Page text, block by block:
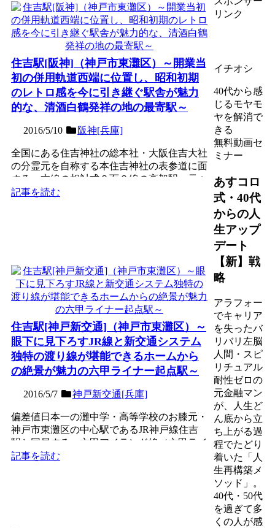
住吉駅[阪神]（神戸市東灘区）～開業当
初の併用軌道西端に位置し、昭和初期
のレトロ感を今に引き継ぐ駅舎が魅力
的な、清酒白鶴発祥の地の最寄駅～
2016/5/10 阪神[兵庫]
全国にある住吉神社の総本社・大阪住吉大社
の分霊元を自称する本住吉神社の表参道に面
する、本線の相対式２面２線の高架駅。元々
併用軌道（路面区間）...
記事を読む
住吉駅[神戸新交通]（神戸市東灘区）～
眼下に見下ろすJR線と新交通システム
独特の渡り線が堪能できるホームから
の絶景が魅力の六甲ライナー起点駅～
2016/5/7 神戸新交通[兵庫]
偏差値日本一の灘中学・高等学校のお膝元・
神戸市東灘区の中心駅であるJR神戸線住吉
駅と同居する、六甲アイランド線（六甲ライ
ナー）の起点駅である...
記事を読む
リンク
イチオシ
40代から感
じるモヤモ
ヤを解消で
きる
無料動画セ
ミナー
あすコロ
式・40代
からの人
生アップ
デート
【新】戦
略
アラフォー
でキャリア
を失ったバ
リバリ左脳
人間・スピ
リチュアル
耐性ゼロの
元金融マン
が、人生ど
ん底から立
ち上がる過
程でたどり
着いた「人
生再構築メ
ソッド」。
40代・50代
を過ぎて多
くの人が感